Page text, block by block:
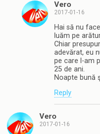
Vero
2017-01-16
Hai să nu
luăm pe
Chiar
adevărat, eu
pe care l-am
25 de ani.
Noapte bună
Reply
Vero
2017-01-16